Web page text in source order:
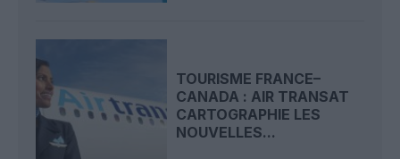
TOURISME FRANCE–
CANADA : AIR TRANSAT
CARTOGRAPHIE LES
NOUVELLES...